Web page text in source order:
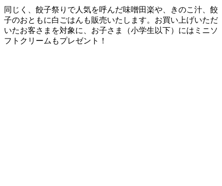
同じく、餃子祭りで人気を呼んだ味噌田楽や、きのこ汁、餃
子のおともに白ごはんも販売いたします。 お買い上げいただ
いたお客さまを対象に、お子さま（小学生以下）にはミニソ
フトクリームもプレゼント！